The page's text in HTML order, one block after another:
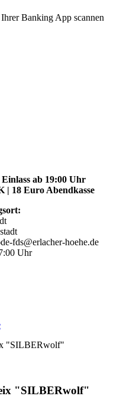
Banking App scannen
ab 19:00 Uhr
| 18 Euro Abendkasse
fds@erlacher-hoehe.de
Uhr
"SILBERwolf"
"SILBERwolf"